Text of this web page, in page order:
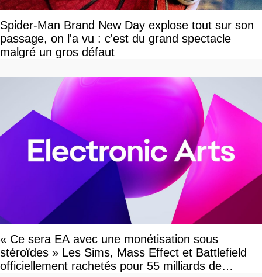
Spider-Man Brand New Day explose tout sur son
passage, on l'a vu : c'est du grand spectacle
malgré un gros défaut
« Ce sera EA avec une monétisation sous
stéroïdes » Les Sims, Mass Effect et Battlefield
officiellement rachetés pour 55 milliards de